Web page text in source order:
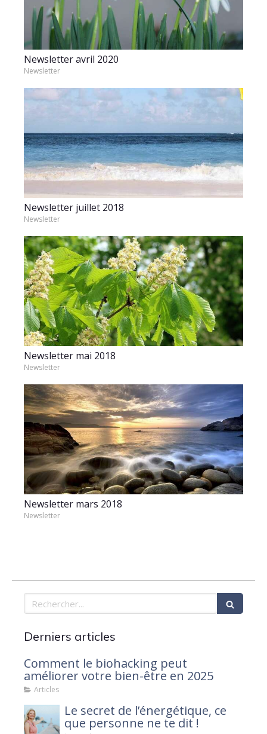
Newsletter avril 2020
Newsletter
Newsletter juillet 2018
Newsletter
Newsletter mai 2018
Newsletter
Newsletter mars 2018
Newsletter
Rechercher
Derniers articles
Comment le biohacking peut
améliorer votre bien-être en 2025
Articles
Le secret de l’énergétique, ce
que personne ne te dit !